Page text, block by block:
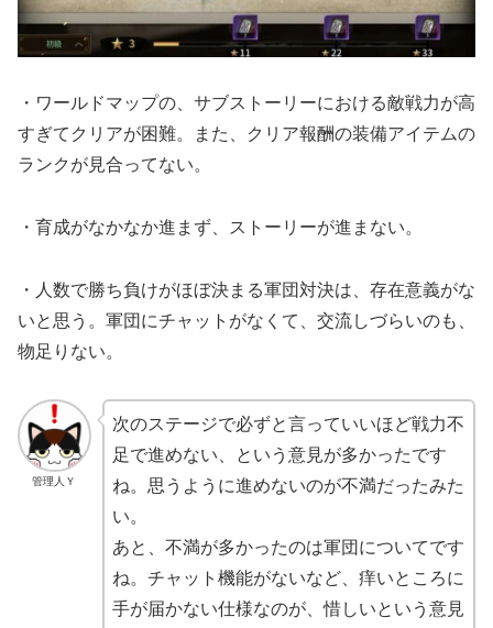
・ワールドマップの、サブストーリーにおける敵戦力が高
すぎてクリアが困難。また、クリア報酬の装備アイテムの
ランクが見合ってない。
・育成がなかなか進まず、ストーリーが進まない。
・人数で勝ち負けがほぼ決まる軍団対決は、存在意義がな
いと思う。軍団にチャットがなくて、交流しづらいのも、
物足りない。
管理人Ｙ
次のステージで必ずと言っていいほど戦力不
足で進めない、という意見が多かったです
ね。思うように進めないのが不満だったみた
い。
あと、不満が多かったのは軍団についてです
ね。チャット機能がないなど、痒いところに
手が届かない仕様なのが、惜しいという意見